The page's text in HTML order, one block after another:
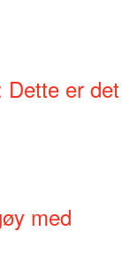
Dette er det
med